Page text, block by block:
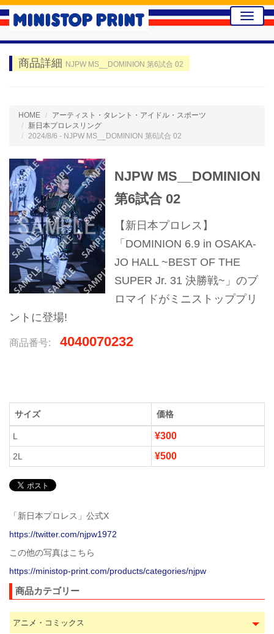
Toggle
商品詳細 NJPW MS__DOMINION 第6試合 02
HOME
アーティスト・タレント・アイドル・スポーツ
新日本プロレスリング
2024/8/6 - NJPW MS__DOMINION 第6試合 02
NJPW MS__DOMINION
第6試合 02
【新日本プロレス】
「DOMINION 6.9 in OSAKA-
JO HALL ~BEST OF THE
SUPER Jr. 31 決勝戦~」のブ
ロマイドがミニストッププリ
ントに登場!
商品番号: 4040070232
サイズ 価格
L ¥300
2L ¥500
「新日本プロレス」公式X
https://twitter.com/njpw1972
この他の写真はこちら
https://ministop-print.com/products/categories/njpw
商品カテゴリー
アニメ・コミックス